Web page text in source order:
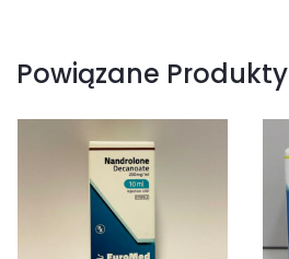
Powiązane Produkty